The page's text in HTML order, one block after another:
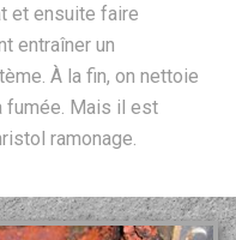
et ensuite faire
entraîner un
À la fin, on nettoie
fumée. Mais il est
ramonage.